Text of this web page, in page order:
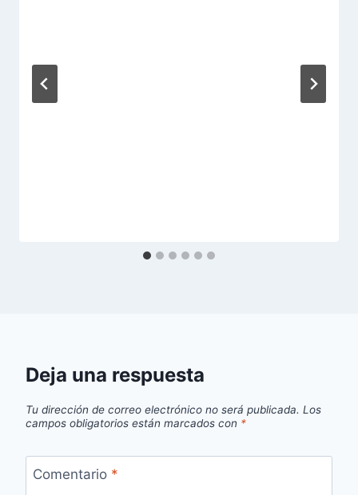
Deja una respuesta
Tu dirección de correo electrónico no será publicada. Los
campos obligatorios están marcados con *
Comentario *